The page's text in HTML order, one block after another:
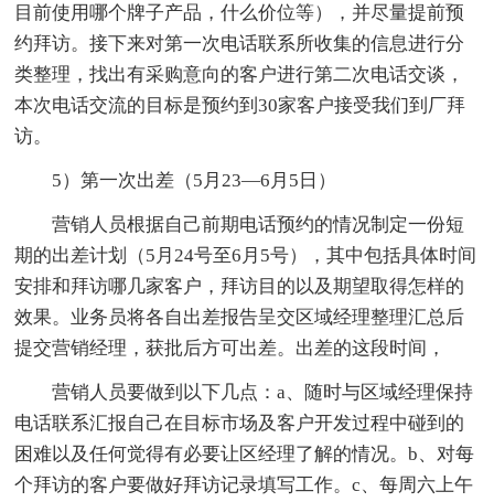
目前使用哪个牌子产品，什么价位等），并尽量提前预
约拜访。接下来对第一次电话联系所收集的信息进行分
类整理，找出有采购意向的客户进行第二次电话交谈，
本次电话交流的目标是预约到30家客户接受我们到厂拜
访。
5）第一次出差（5月23—6月5日）
营销人员根据自己前期电话预约的情况制定一份短
期的出差计划（5月24号至6月5号），其中包括具体时间
安排和拜访哪几家客户，拜访目的以及期望取得怎样的
效果。业务员将各自出差报告呈交区域经理整理汇总后
提交营销经理，获批后方可出差。出差的这段时间，
营销人员要做到以下几点：a、随时与区域经理保持
电话联系汇报自己在目标市场及客户开发过程中碰到的
困难以及任何觉得有必要让区经理了解的情况。b、对每
个拜访的客户要做好拜访记录填写工作。c、每周六上午